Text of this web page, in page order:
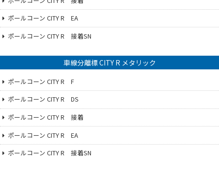
ポールコーン CITY R EA
ポールコーン CITY R 接着SN
車線分離標 CITY R メタリック
ポールコーン CITY R F
ポールコーン CITY R DS
ポールコーン CITY R 接着
ポールコーン CITY R EA
ポールコーン CITY R 接着SN